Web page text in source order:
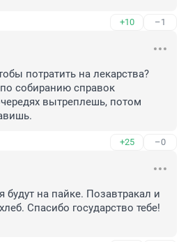
+10 –1
потратить на лекарства?
собиранию справок
вытреплешь, потом
+25 –0
на пайке. Позавтракал и
Спасибо государство тебе!